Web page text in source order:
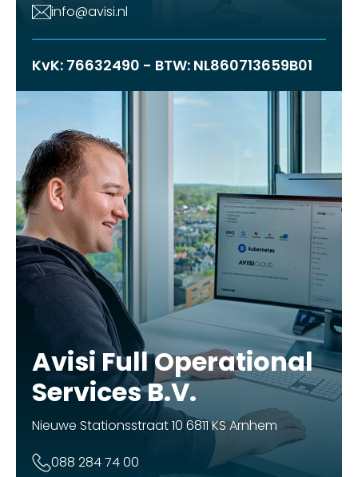
info@avisi.nl
KvK: 76632490 - BTW: NL860713659B01
Avisi Full Operational
Services B.V.
Nieuwe Stationsstraat 10 6811 KS Arnhem
088 284 74 00